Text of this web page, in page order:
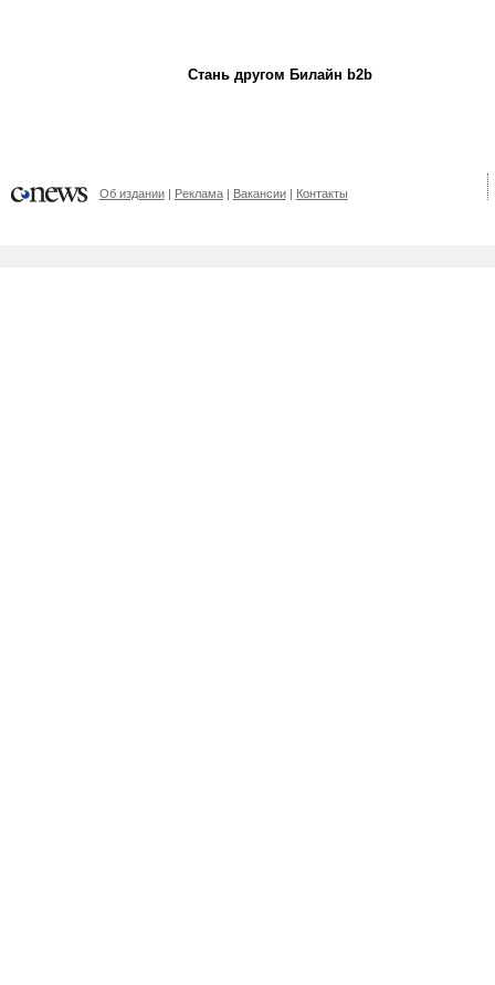
Стань другом Билайн b2b
Об издании Реклама Вакансии Контакты